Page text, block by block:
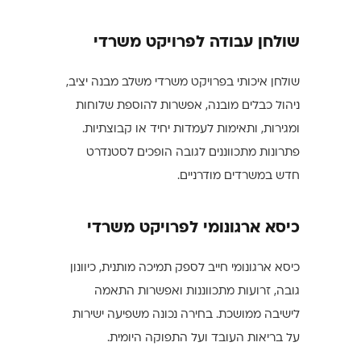
שולחן עבודה לפרויקט משרדי
שולחן איכותי בפרויקט משרדי משלב מבנה יציב,
ניהול כבלים מובנה, אפשרות להוספת שלוחות
ומגירות, ותאימות לעמדות יחיד או קבוצתיות.
פתרונות מתכווננים לגובה הופכים לסטנדרט
חדש במשרדים מודרניים.
כיסא ארגונומי לפרויקט משרדי
כיסא ארגונומי חייב לספק תמיכה מותנית, כיוונון
גובה, זרועות מתכווננות ואפשרות התאמה
לישיבה ממושכת. בחירה נכונה משפיעה ישירות
על בריאות העובד ועל התפוקה היומית.